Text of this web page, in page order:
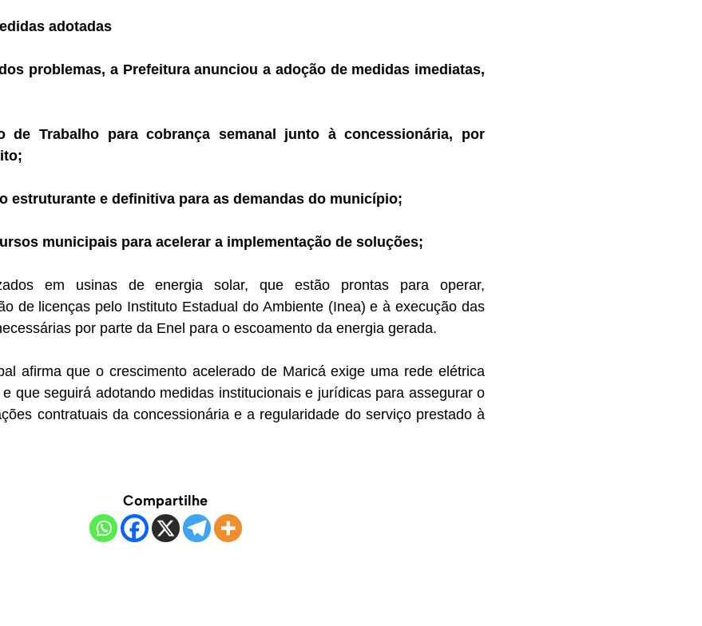
adotadas
problemas, a Prefeitura anunciou a adoção de medidas imediatas,
de Trabalho para cobrança semanal junto à concessionária, por
estruturante e definitiva para as demandas do município;
municipais para acelerar a implementação de soluções;
em usinas de energia solar, que estão prontas para operar,
de licenças pelo Instituto Estadual do Ambiente (Inea) e à execução das
por parte da Enel para o escoamento da energia gerada.
afirma que o crescimento acelerado de Maricá exige uma rede elétrica
que seguirá adotando medidas institucionais e jurídicas para assegurar o
contratuais da concessionária e a regularidade do serviço prestado à
Compartilhe